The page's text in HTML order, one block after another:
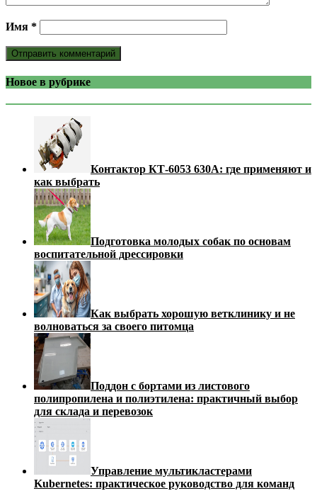
Имя *
Новое в рубрике
Контактор КТ-6053 630А: где применяют и
как выбрать
Подготовка молодых собак по основам
воспитательной дрессировки
Как выбрать хорошую ветклинику и не
волноваться за своего питомца
Поддон с бортами из листового
полипропилена и полиэтилена: практичный выбор
для склада и перевозок
Управление мультикластерами
Kubernetes: практическое руководство для команд